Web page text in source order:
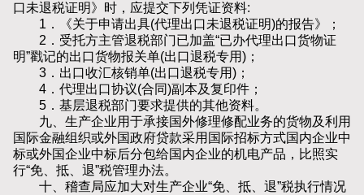
口未退税证明》时，应提交下列凭证资料:
1．《关于申请出具(代理出口未退税证明)的报告》；
2．受托方主管退税部门已加盖“已办代理出口货物证
明”戳记的出口货物报关单(出口退税专用)；
3．出口收汇核销单(出口退税专用)；
4．代理出口协议(合同)副本及复印件；
5．基层退税部门要求提供的其他资料。
九、生产企业用于承接国外修理修配业务的货物及利用
国际金融组织或外国政府贷款采用国际招标方式国内企业中
标或外国企业中标后分包给国内企业的机电产品，比照实
行“免、抵、退”税管理办法。
十、稽查局应加大对生产企业“免、抵、退”税执行情况